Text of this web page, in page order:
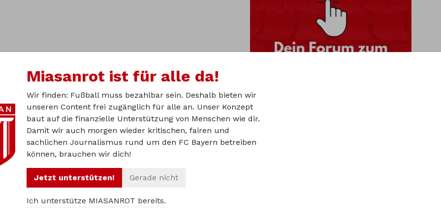
Miasanrot ist für alle da!
Wir finden: Fußball muss bezahlbar sein. Deshalb bieten wir
unseren Content frei zugänglich für alle an. Unser Konzept
baut auf die finanzielle Unterstützung von Menschen wie dir.
Damit wir auch morgen wieder kritischen, fairen und
sachlichen Journalismus rund um den FC Bayern betreiben
können, brauchen wir dich!
Jetzt unterstützen! Gerade nicht
Ich unterstütze MIASANROT bereits.